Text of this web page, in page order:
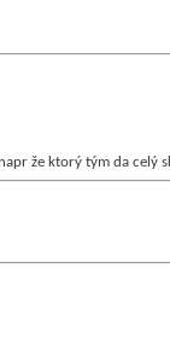
že ktorý tým da celý